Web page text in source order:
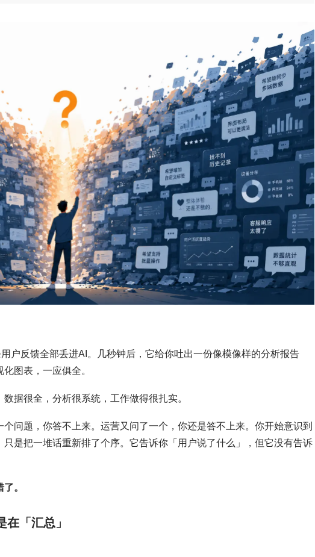
户反馈全部丢进AI。几秒钟后，它给你吐出一份像模像样的分析报告
图表，一应俱全。
据很全，分析很系统，工作做得很扎实。
问题，你答不上来。运营又问了一个，你还是答不上来。你开始意识到
是把一堆话重新排了个序。它告诉你「用户说了什么」，但它没有告诉
。
「汇总」